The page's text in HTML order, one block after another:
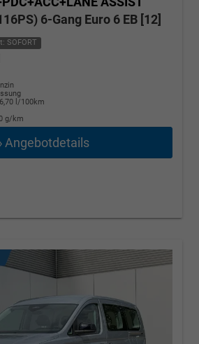
6-Gang Euro 6 EB [12]
SOFORT
6,70 l/100km
g/km
Angebotdetails